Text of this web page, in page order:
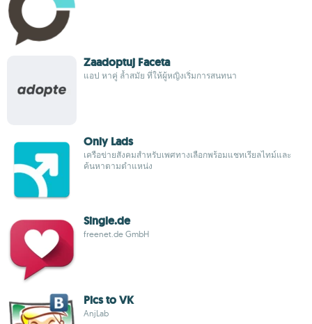
Zaadoptuj Faceta
แอป หาคู่ ล้ำสมัย ที่ให้ผู้หญิงเริ่มการสนทนา
Only Lads
เครือข่ายสังคมสำหรับเพศทางเลือกพร้อมแชทเรียลไทม์และ
ค้นหาตามตำแหน่ง
Single.de
freenet.de GmbH
Pics to VK
AnjLab